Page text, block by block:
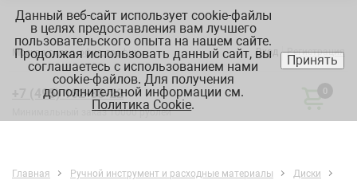
Вход Регистрация
Москва:склад, офис, график
+7 (495) 182-88-22
Минимальный заказ 10000 рублей
0
Главная Ручной инструмент и расходные материалы
Диски
Данный веб-сайт использует cookie-файлы
в целях предоставления вам лучшего
пользовательского опыта на нашем сайте.
Продолжая использовать данный сайт, вы
соглашаетесь с использованием нами
cookie-файлов. Для получения
дополнительной информации см.
Политика Cookie.
Принять